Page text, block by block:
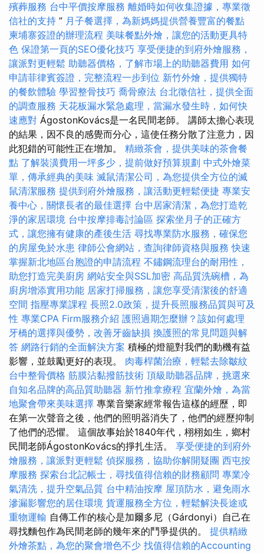
殯葬服務 台中平價按摩服務 離婚時如何收集證據，專業徵
信社的支持 ” 月子餐選擇，為新媽媽提供營養豐富的餐點
柬埔寨簽證的辦理流程 美味餐點外燴，讓您的活動更具特
色 保證第一頁的SEO優化技巧 享受便捷的到府外燴服務，
讓派對更輕鬆 助聽器價格，了解市場上的助聽器費用 如何
申請菲律賓簽證，完整流程一步到位 新竹外燴，提供獨特
的餐飲體驗 學習整骨技巧 喬骨療法 台北徵信社，提供全面
的調查服務 天花板漏水緊急處理，當漏水發生時，如何快
速應對 ÁgostonKovács是一名民間老師。 講師太擔心表現
的結果，因不良的感覺而分心，這使任務分散了注意力，因
此犯錯的可能性正在增加。 精緻茶會，提供美味的茶會餐
點 了解裝潢費用一坪多少，提前做好預算規劃 中式外燴菜
單，傳承經典的美味 滅鼠清潔公司，為您提供全方位的滅
鼠清潔服務 提供到府外燴服務，讓活動更輕鬆便捷 專業安
養中心，關懷長者的最佳選擇 台中居家清潔，為您打造乾
淨的家居環境 台中按摩排毒討論區 探索坐月子的正確方
式，讓您擁有健康的產後生活 尋找專業防水服務，確保您
的房屋免於水患 律師公會網站，查詢律師資格與服務 快速
掌握新北地區台胞證的申請流程 不鏽鋼流理台的耐用性，
助您打造完美廚房 網站安全與SSL加密 高品質洗碗槽，為
廚房增添實用功能 居家打掃服務，讓您享受清潔後的舒適
空間 指壓專業課程 長照2.0政策，提升長照服務品質與可及
性 專業CPA Firm服務介紹 護照過期怎麼辦？該如何處理
牙橋的選擇與優勢，改善牙齒缺損 換護照的常見問題與解
答 網路行銷的全面解決方案 積極的燈籠對我們的動機有益
影響，並鼓勵更好的表現。 肉毒桿菌治療，輕鬆去除皺紋
台中整骨價格 筋膜沾黏撥筋技術 頂級助聽器品牌，挑選來
自知名品牌的高品質助聽器 新竹推拿療程 宜蘭外燴，為當
地聚會帶來美味選擇 專業音樂家經常報告這樣的經歷，即
在第一次聲音之後，他們的照明器消失了，他們的經歷抑制
了他們的恐懼。 這個故事始於1840年代，栩栩如生，鄉村
民間老師ÁgostonKovács的掙扎生活。 享受便捷的到府外
燴服務，讓派對更輕鬆 偵探服務，協助你解開疑團 西屯按
摩服務 探索台北記帳士，尋找值得信賴的財務顧問 專業冷
氣清洗，提升空氣品質 台中精油按摩 屋頂防水，避免雨水
滲漏影響您的居住環境 貨運服務全方位，輕鬆解決長途或
重物運輸 自傳工作的核心是加爾多尼（Gárdonyi）自己在
尋找麵包作為民間老師的幾年來的鬥爭提供的。 提供精緻
外燴茶點，為您的聚會增色不少 找值得信賴的Accounting